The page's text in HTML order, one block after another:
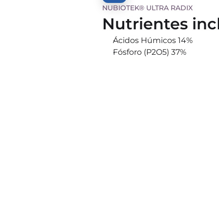
NUBIOTEK® ULTRA RADIX
Nutrientes
Ácidos Húmicos 14%
Fósforo (P2O5) 37%